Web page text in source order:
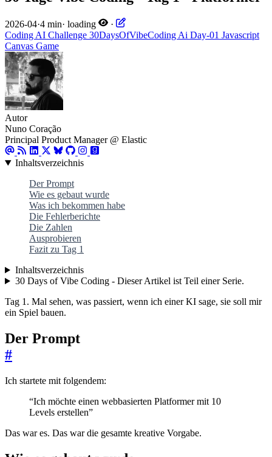
2026-04·4 min· loading
·
Coding AI Challenge 30DaysOfVibeCoding Ai Day-01 Javascript
Canvas Game
Autor
Nuno Coração
Principal Product Manager @ Elastic
Inhaltsverzeichnis
Der Prompt
Wie es gebaut wurde
Was ich bekommen habe
Die Fehlerberichte
Die Zahlen
Ausprobieren
Fazit zu Tag 1
Inhaltsverzeichnis
30 Days of Vibe Coding - Dieser Artikel ist Teil einer Serie.
Tag 1. Mal sehen, was passiert, wenn ich einer KI sage, sie soll mir
ein Spiel bauen.
Der Prompt
#
Ich startete mit folgendem:
“Ich möchte einen webbasierten Platformer mit 10
Levels erstellen”
Das war es. Das war die gesamte kreative Vorgabe.